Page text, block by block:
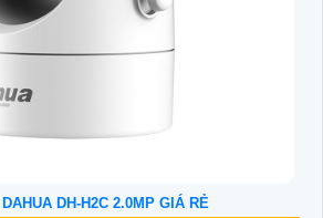
DH-H2C 2.0MP GIÁ RẺ